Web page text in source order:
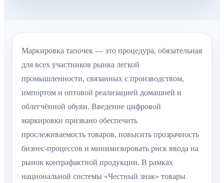
Маркировка тапочек — это процедура, обязательная
для всех участников рынка легкой
промышленности, связанных с производством,
импортом и оптовой реализацией домашней и
облегчённой обуви. Введение цифровой
маркировки призвано обеспечить
прослеживаемость товаров, повысить прозрачность
бизнес-процессов и минимизировать риск ввода на
рынок контрафактной продукции. В рамках
национальной системы «Честный знак» товары